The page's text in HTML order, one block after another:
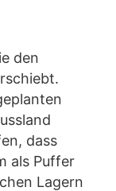
den
dass
als Puffer
Lagern